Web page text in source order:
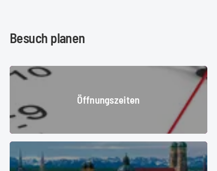
Besuch planen
Öffnungszeiten
Öffnungszeiten
Uhr, Ziffernblatt
Anreise